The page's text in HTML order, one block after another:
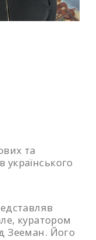
та
українського
куратором
Зееман. Його